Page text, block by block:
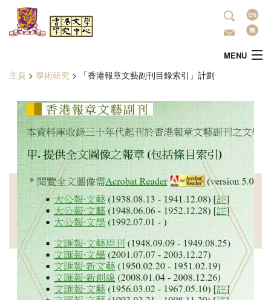
移至主內容
語
言
MENU
中心簡介
最新活動
學術研究
文學推廣
出版
香港文學資料庫
您在這裡
主頁 > 學術研究 > 「香港報章文藝副刊目錄索引」計劃